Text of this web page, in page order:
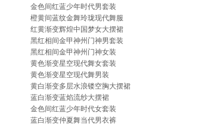
金色间红蓝少年时代男套装
橙黄间蓝纹金舞玲珑现代舞服
红黄渐变辉煌中国梦女大摆裙
黑红相间金甲神州门神男套装
黑红相间金甲神州门神女装
黄色渐变星空现代舞女套装
黄色渐变星空现代舞男装
黄白渐变多层水浪镂空胸大摆裙
蓝白渐变蓝焰流纱大摆裙
金色间红蓝少年时代女套装
蓝白渐变仲夏舞当代男衣裤